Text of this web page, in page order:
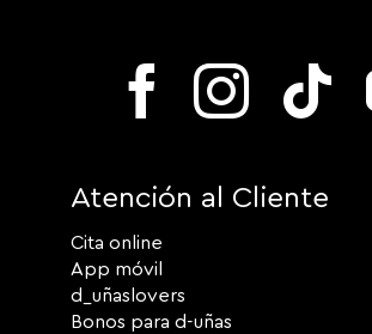
Atención al Cliente
Cita online
App móvil
d_uñaslovers
Bonos para d-uñas